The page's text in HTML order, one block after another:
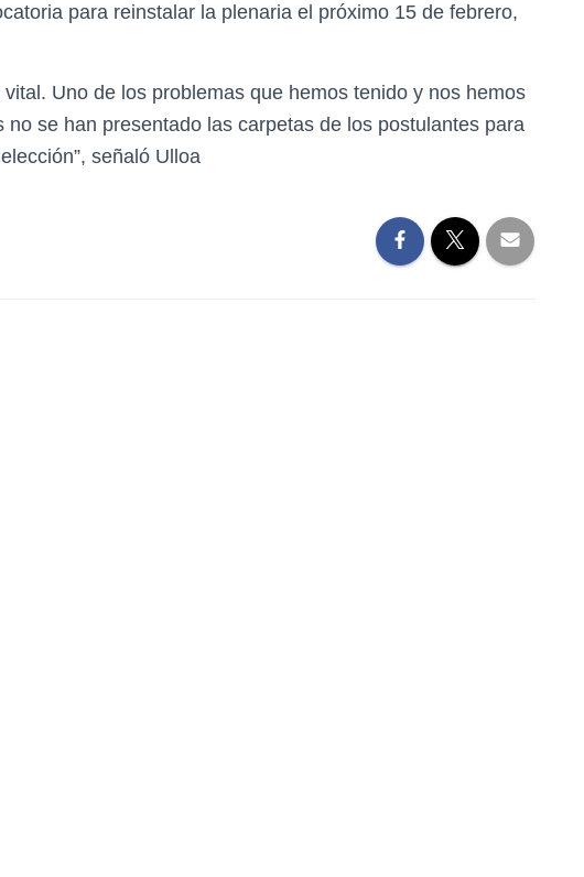
para reinstalar la plenaria el próximo 15 de febrero,
Uno de los problemas que hemos tenido y nos hemos
se han presentado las carpetas de los postulantes para
señaló Ulloa